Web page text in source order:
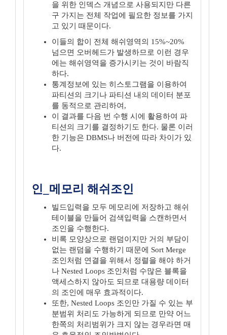
을 위한 인덱스 개념으로 사용되지만 다른
구 가지는 전체 작업에 필요한 정보를 가지
고 있기 때문이다.
이들의 합이 전체 해쉬영역의 15%~20%
넘으면 오버헤드가 발생하므로 이런 경우
에는 해쉬영역을 증가시키는 것이 바람직
하다.
통계정보에 있는 히스토그램을 이용하여
파티션의 크기나 파티션 내의 데이터 분포
를 동적으로 관리하여,
이 결과를 다음 번 수행 시에 활용하여 파
티션의 크기를 결정하기도 한다. 물론 이러
한 기능은 DBMS나 버전에 따라 차이가 있
다.
인_메모리 해쉬조인
빌드입력을 모두 메모리에 저장하고 해쉬
테이블을 만들어 검색입력을 스캔하면서
조인을 수행한다.
비록 모양상으로 랜덤이지만 거의 부담이
없는 랜덤을 수행하기 때문에 Sort Merge
조인처럼 연결을 위해서 정렬을 해야 하거
나 Nested Loops 조인처럼 수많은 블록을
액세스하지 않아도 되므로 대용량 데이터
의 조인에 매우 효과적이다.
또한, Nested Loops 조인만 가질 수 있는 부
분범위 처리도 가능하게 되므로 만약 어느
한쪽의 처리범위가 크지 않는 경우라면 매